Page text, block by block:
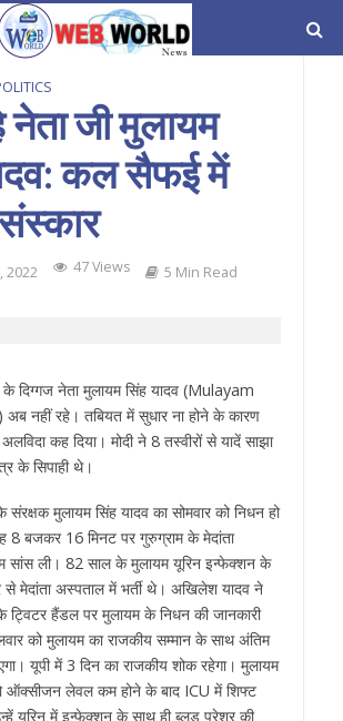
नेता जी मुलायम
कल सैफई में
2022 47 Views 5 Min Read
के दिग्गज नेता मुलायम सिंह यादव (Mulayam
नहीं रहे। तबियत में सुधार ना होने के कारण
कह दिया। मोदी ने 8 तस्वीरों से यादें साझा
के सिपाही थे।
के संरक्षक मुलायम सिंह यादव का सोमवार को निधन हो
8 बजकर 16 मिनट पर गुरुग्राम के मेदांता
सांस ली। 82 साल के मुलायम यूरिन इन्फेक्शन के
मेदांता अस्पताल में भर्ती थे। अखिलेश यादव ने
के ट्विटर हैंडल पर मुलायम के निधन की जानकारी
को मुलायम का राजकीय सम्मान के साथ अंतिम
यूपी में 3 दिन का राजकीय शोक रहेगा। मुलायम
ऑक्सीजन लेवल कम होने के बाद ICU में शिफ्ट
यूरिन में इन्फेक्शन के साथ ही ब्लड प्रेशर की